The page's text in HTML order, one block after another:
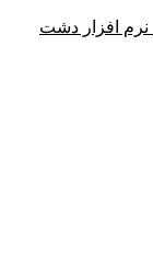
نرم افزار دشت